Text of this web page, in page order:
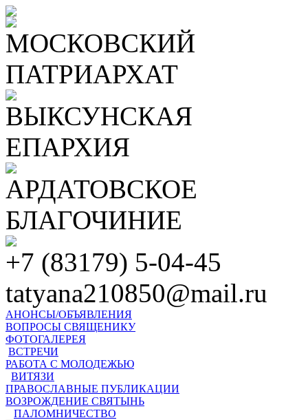
МОСКОВСКИЙ
ПАТРИАРХАТ
ВЫКСУНСКАЯ
ЕПАРХИЯ
АРДАТОВСКОЕ
БЛАГОЧИНИЕ
+7 (83179) 5-04-45
tatyana210850@mail.ru
АНОНСЫ/ОБЪЯВЛЕНИЯ
ВОПРОСЫ СВЯЩЕНИКУ
ФОТОГАЛЕРЕЯ
ВСТРЕЧИ
РАБОТА С МОЛОДЕЖЬЮ
ВИТЯЗИ
ПРАВОСЛАВНЫЕ ПУБЛИКАЦИИ
ВОЗРОЖДЕНИЕ СВЯТЫНЬ
ПАЛОМНИЧЕСТВО